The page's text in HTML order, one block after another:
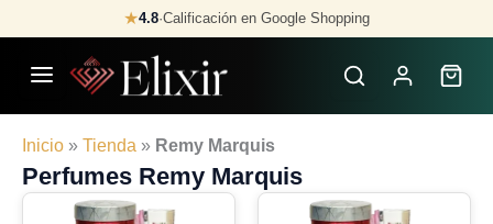
to
content
★4.8·Calificación en Google Shopping
Inicio » Tienda » Remy Marquis
Perfumes Remy Marquis